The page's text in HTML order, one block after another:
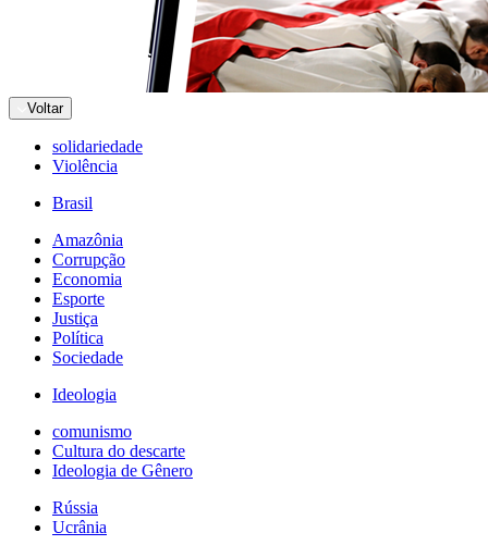
Voltar
solidariedade
Violência
Brasil
Amazônia
Corrupção
Economia
Esporte
Justiça
Política
Sociedade
Ideologia
comunismo
Cultura do descarte
Ideologia de Gênero
Rússia
Ucrânia